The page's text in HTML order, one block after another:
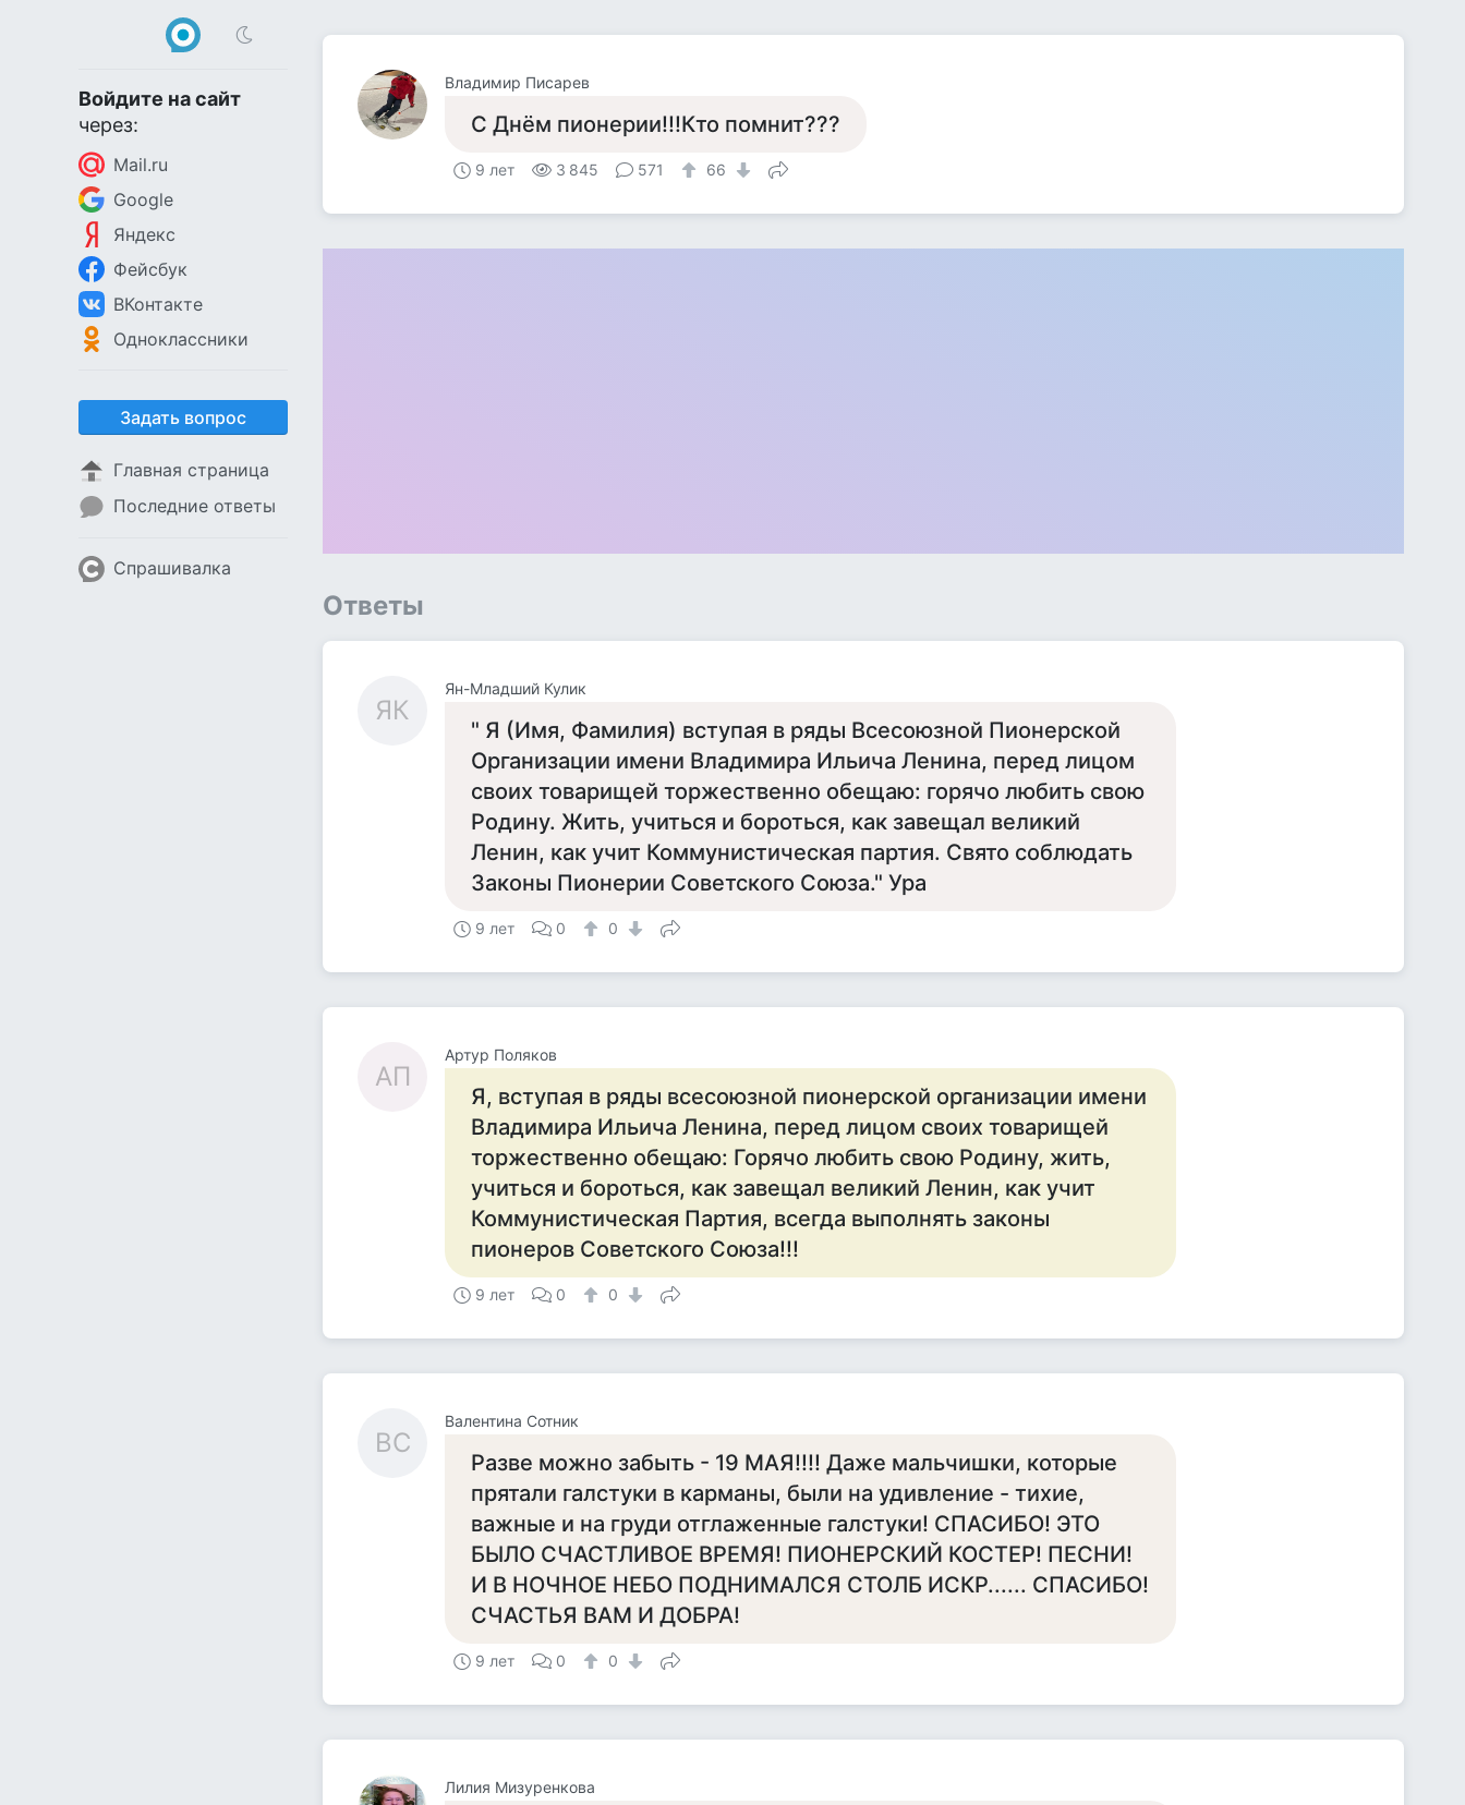
Войдите на сайт
через:
Mail.ru
Google
Яндекс
Фейсбук
ВКонтакте
Одноклассники
Задать вопрос
Главная страница
Последние ответы
Спрашивалка
Владимир Писарев
С Днём пионерии!!!Кто помнит???
9 лет 3 845 571 66
Ответы
ЯК
Ян-Младший Кулик
" Я (Имя, Фамилия) вступая в ряды Всесоюзной Пионерской
Организации имени Владимира Ильича Ленина, перед лицом
своих товарищей торжественно обещаю: горячо любить свою
Родину. Жить, учиться и бороться, как завещал великий
Ленин, как учит Коммунистическая партия. Свято соблюдать
Законы Пионерии Советского Союза." Ура
9 лет 0 0
АП
Артур Поляков
Я, вступая в ряды всесоюзной пионерской организации имени
Владимира Ильича Ленина, перед лицом своих товарищей
торжественно обещаю: Горячо любить свою Родину, жить,
учиться и бороться, как завещал великий Ленин, как учит
Коммунистическая Партия, всегда выполнять законы
пионеров Советского Союза!!!
9 лет 0 0
ВС
Валентина Сотник
Разве можно забыть - 19 МАЯ!!!! Даже мальчишки, которые
прятали галстуки в карманы, были на удивление - тихие,
важные и на груди отглаженные галстуки! СПАСИБО! ЭТО
БЫЛО СЧАСТЛИВОЕ ВРЕМЯ! ПИОНЕРСКИЙ КОСТЕР! ПЕСНИ!
И В НОЧНОЕ НЕБО ПОДНИМАЛСЯ СТОЛБ ИСКР...... СПАСИБО!
СЧАСТЬЯ ВАМ И ДОБРА!
9 лет 0 0
Лилия Мизуренкова